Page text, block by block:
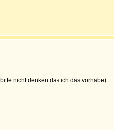
nicht denken das ich das vorhabe)